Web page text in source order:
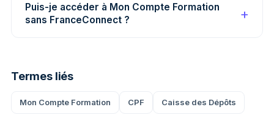
Puis-je accéder à Mon Compte Formation
sans FranceConnect ?
Termes liés
Mon Compte Formation CPF Caisse des Dépôts